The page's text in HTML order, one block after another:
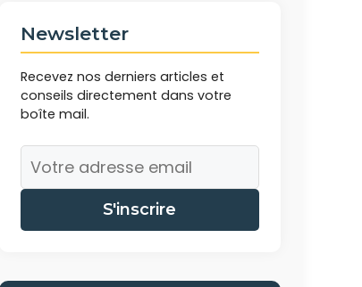
Newsletter
Recevez nos derniers articles et
conseils directement dans votre
boîte mail.
S'inscrire